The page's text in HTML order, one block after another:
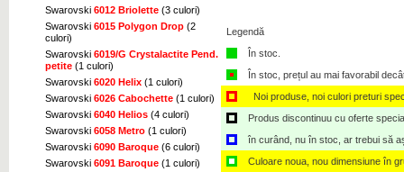
Swarovski 6012 Briolette (3 culori)
Swarovski 6015 Polygon Drop (2
culori)
Swarovski 6019/G Crystalactite Pend.
petite (1 culori)
Swarovski 6020 Helix (1 culori)
Swarovski 6026 Cabochette (1 culori)
Swarovski 6040 Helios (4 culori)
Swarovski 6058 Metro (1 culori)
Swarovski 6090 Baroque (6 culori)
Swarovski 6091 Baroque (1 culori)
Click pentru marire
Click pentru marire
Legendă
În stoc.
În stoc, prețul au mai favorabil
Noi produse, noi culori preturi
Produs discontinuu cu oferte
în curând, nu în stoc, ar trebui să
Culoare noua, nou dimensiune în